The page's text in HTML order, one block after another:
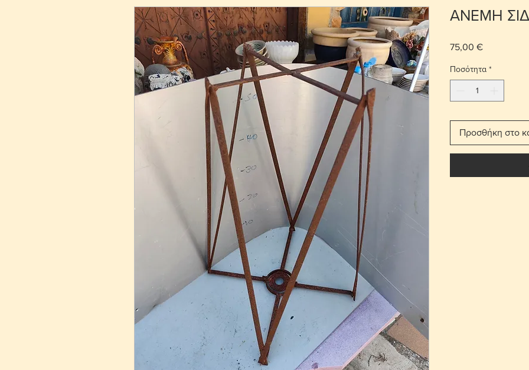
ΑΝΕΜΗ
75,00 €Τιμή
Ποσότητα *
Προσθήκη στο